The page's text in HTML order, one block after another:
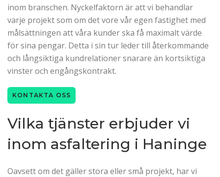
inom branschen. Nyckelfaktorn är att vi behandlar
varje projekt som om det vore vår egen fastighet med
målsättningen att våra kunder ska få maximalt värde
för sina pengar. Detta i sin tur leder till återkommande
och långsiktiga kundrelationer snarare än kortsiktiga
vinster och engångskontrakt.
KONTAKTA OSS
Vilka tjänster erbjuder vi
inom asfaltering i Haninge
Oavsett om det gäller stora eller små projekt, har vi